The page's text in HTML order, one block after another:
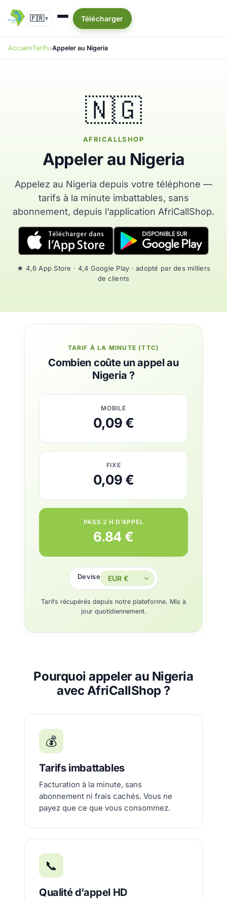
🇫🇷▾ Télécharger
Accueil Tarifs Appeler au Nigeria
🇳🇬
AFRICALLSHOP
Appeler au Nigeria
Appelez au Nigeria depuis votre téléphone —
tarifs à la minute imbattables, sans
abonnement, depuis l’application AfriCallShop.
★ 4,6 App Store · 4,4 Google Play · adopté par des milliers
de clients
TARIF À LA MINUTE (TTC)
Combien coûte un appel au
Nigeria ?
MOBILE
0,09 €
FIXE
0,09 €
PASS 2 H D’APPEL
6.84 €
Devise
Tarifs récupérés depuis notre plateforme. Mis à
jour quotidiennement.
Pourquoi appeler au Nigeria
avec AfriCallShop ?
💰
Tarifs imbattables
Facturation à la minute, sans
abonnement ni frais cachés. Vous ne
payez que ce que vous consommez.
📞
Qualité d’appel HD